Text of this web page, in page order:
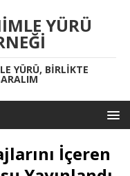
YÜRÜ
YÜRÜ, BIRLIKTE
İçeren